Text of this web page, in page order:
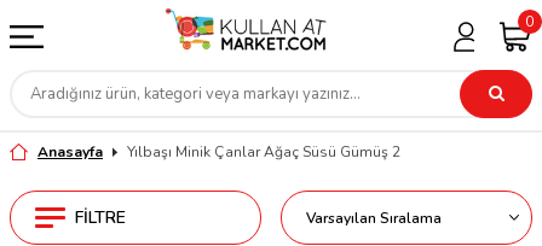
0
Anasayfa Yılbaşı Minik Çanlar Ağaç Süsü Gümüş 2
FILTRE